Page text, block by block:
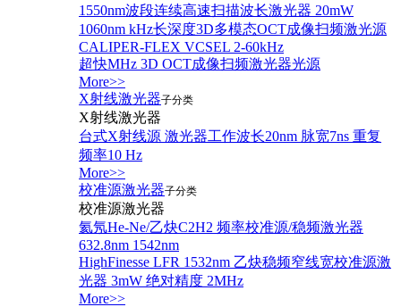
1550nm波段连续高速扫描波长激光器 20mW
1060nm kHz长深度3D多模态OCT成像扫频激光源
CALIPER-FLEX VCSEL 2-60kHz
超快MHz 3D OCT成像扫频激光器光源
More>>
X射线激光器子分类
X射线激光器
台式X射线源 激光器工作波长20nm 脉宽7ns 重复
频率10 Hz
More>>
校准源激光器子分类
校准源激光器
氦氖He-Ne/乙炔C2H2 频率校准源/稳频激光器
632.8nm 1542nm
HighFinesse LFR 1532nm 乙炔稳频窄线宽校准源激
光器 3mW 绝对精度 2MHz
More>>